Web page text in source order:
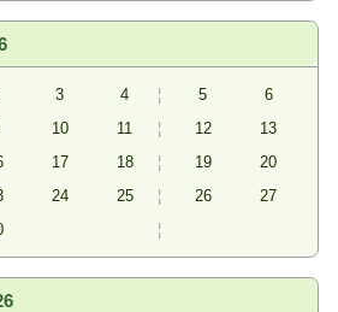
3 4 ¦ 5
6
10 11 ¦ 12
13
17 18 ¦ 19
20
24 25 ¦ 26
27
¦